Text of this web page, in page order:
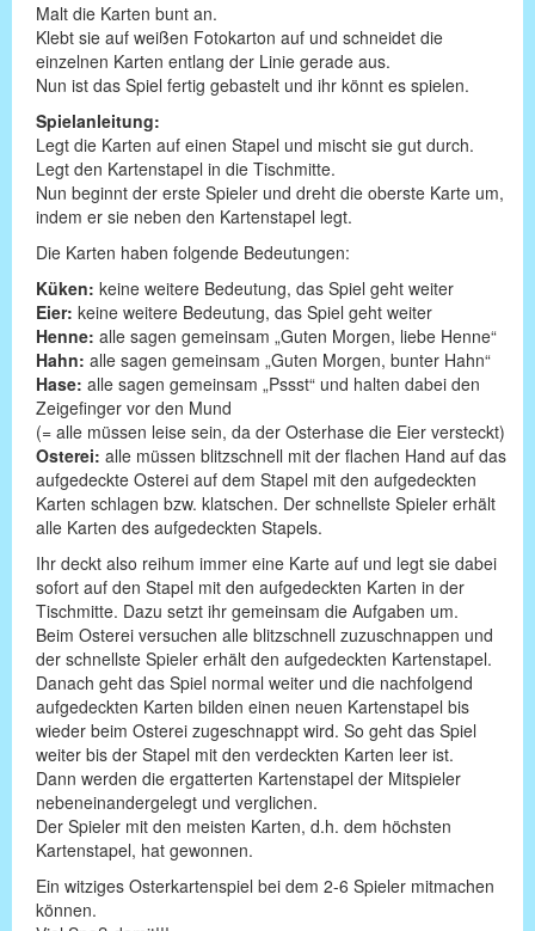
Malt die Karten bunt an.
Klebt sie auf weißen Fotokarton auf und schneidet die
einzelnen Karten entlang der Linie gerade aus.
Nun ist das Spiel fertig gebastelt und ihr könnt es spielen.
Spielanleitung:
Legt die Karten auf einen Stapel und mischt sie gut durch.
Legt den Kartenstapel in die Tischmitte.
Nun beginnt der erste Spieler und dreht die oberste Karte um,
indem er sie neben den Kartenstapel legt.
Die Karten haben folgende Bedeutungen:
Küken: keine weitere Bedeutung, das Spiel geht weiter
Eier: keine weitere Bedeutung, das Spiel geht weiter
Henne: alle sagen gemeinsam „Guten Morgen, liebe Henne“
Hahn: alle sagen gemeinsam „Guten Morgen, bunter Hahn“
Hase: alle sagen gemeinsam „Pssst“ und halten dabei den
Zeigefinger vor den Mund
(= alle müssen leise sein, da der Osterhase die Eier versteckt)
Osterei: alle müssen blitzschnell mit der flachen Hand auf das
aufgedeckte Osterei auf dem Stapel mit den aufgedeckten
Karten schlagen bzw. klatschen. Der schnellste Spieler erhält
alle Karten des aufgedeckten Stapels.
Ihr deckt also reihum immer eine Karte auf und legt sie dabei
sofort auf den Stapel mit den aufgedeckten Karten in der
Tischmitte. Dazu setzt ihr gemeinsam die Aufgaben um.
Beim Osterei versuchen alle blitzschnell zuzuschnappen und
der schnellste Spieler erhält den aufgedeckten Kartenstapel.
Danach geht das Spiel normal weiter und die nachfolgend
aufgedeckten Karten bilden einen neuen Kartenstapel bis
wieder beim Osterei zugeschnappt wird. So geht das Spiel
weiter bis der Stapel mit den verdeckten Karten leer ist.
Dann werden die ergatterten Kartenstapel der Mitspieler
nebeneinandergelegt und verglichen.
Der Spieler mit den meisten Karten, d.h. dem höchsten
Kartenstapel, hat gewonnen.
Ein witziges Osterkartenspiel bei dem 2-6 Spieler mitmachen
können.